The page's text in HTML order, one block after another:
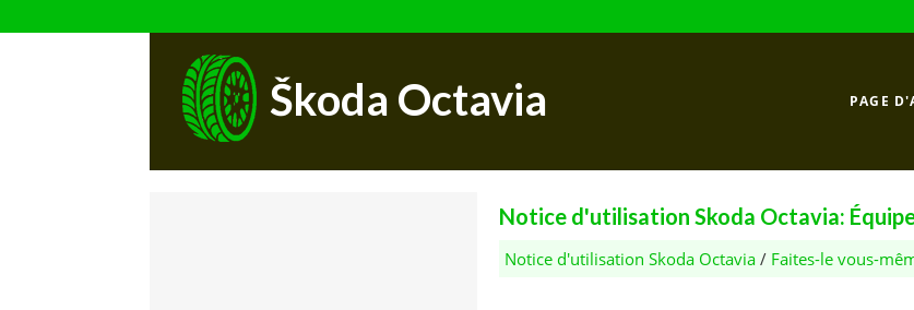
Škoda Octavia PAGE
Notice d'utilisation Skoda Octavia:
Notice d'utilisation Skoda Octavia / Faites-le vous-